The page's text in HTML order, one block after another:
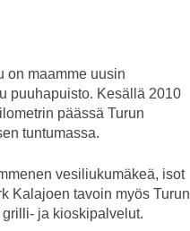
on maamme uusin
puuhapuisto. Kesällä 2010
päässä Turun
tuntumassa.
vesiliukumäkeä, isot
Kalajoen tavoin myös Turun
ja kioskipalvelut.